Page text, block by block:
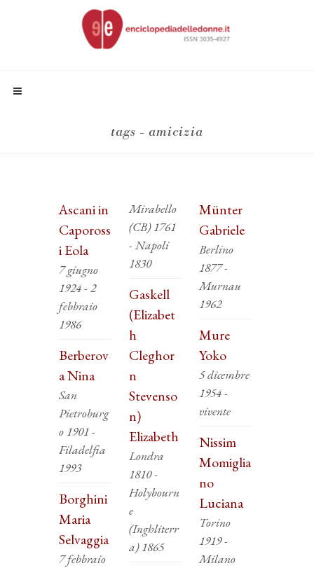
tags - amicizia
Ascani in
Capoross
i Eola
7 giugno
1924 - 2
febbraio
1986
Berberov
a Nina
San
Pietroburg
o 1901 -
Filadelfia
1993
Borghini
Maria
Selvaggia
7 febbraio
Mirabello
(CB) 1761
- Napoli
1830
Gaskell
(Elizabet
h
Cleghor
n
Stevenso
n)
Elizabeth
Londra
1810 -
Holybourn
e
(Inghliterr
a) 1865
Münter
Gabriele
Berlino
1877 -
Murnau
1962
Mure
Yoko
5 dicembre
1954 -
vivente
Nissim
Momiglia
no
Luciana
Torino
1919 -
Milano